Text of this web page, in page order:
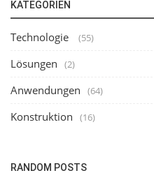
KATEGORIEN
Technologie (55)
Lösungen (2)
Anwendungen (64)
Konstruktion (16)
RANDOM POSTS